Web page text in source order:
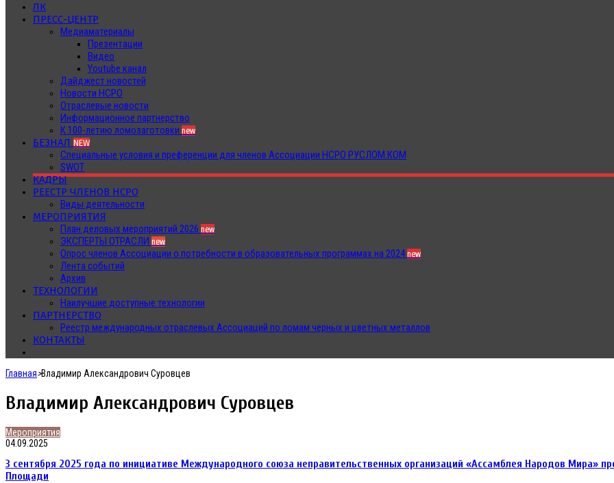
ЛК
ПРЕСС-ЦЕНТР
Медиаматериалы
Презентации
Видео
Youtube канал
Дайджест новостей
Новости НСРО
Отраслевые новости
Информационное партнерство
К 100-летию ломозаготовки new
БЕЗНАЛ NEW
Специальные условия и преференции для членов Ассоциации НСРО РУСЛОМ.КОМ
SWOT
КАДРЫ
РЕЕСТР ЧЛЕНОВ НСРО
Виды деятельности
МЕРОПРИЯТИЯ
План деловых мероприятий 2026 new
ЭКСПЕРТЫ ОТРАСЛИ new
Опрос членов Ассоциации о потребности в образовательных программах на 2024new
Лента событий
Архив
ТЕХНОЛОГИИ
Наилучшие доступные технологии
ПАРТНЕРСТВО
Реестр международных отраслевых Ассоциаций по ломам черных и цветных металлов
КОНТАКТЫ
Главная>Владимир Александрович Суровцев
Владимир Александрович Суровцев
3
сентября
года
по
Мероприятия
04.09.2025
3 сентября 2025 года по инициативе Международного союза неправительственных организаций «Ассамблея Народов Мира»
Площади